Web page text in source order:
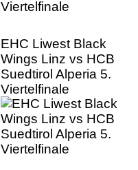
EHC Liwest Black
Wings Linz vs HCB
Suedtirol Alperia 5.
Viertelfinale